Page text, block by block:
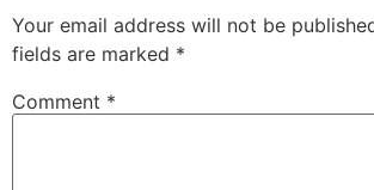
Your email address will not be
fields are marked *
Comment *